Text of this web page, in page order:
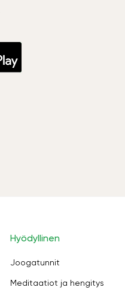
Hyödyllinen
Joogatunnit
Meditaatiot ja hengitys